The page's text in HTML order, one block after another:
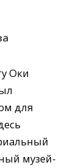
Оки
для
музей-